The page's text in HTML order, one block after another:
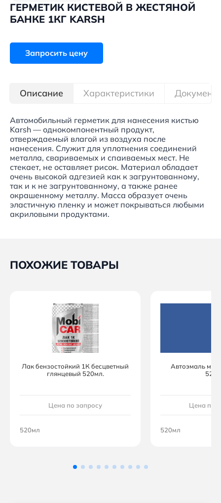
ГЕРМЕТИК КИСТЕВОЙ В ЖЕСТЯНОЙ
БАНКЕ 1КГ KARSH
Запросить цену
Описание Характеристики
Автомобильный герметик для нанесения кистью
Karsh — однокомпонентный продукт,
отверждаемый влагой из воздуха после
нанесения. Служит для уплотнения соединений
металла, свариваемых и спаиваемых мест. Не
стекает, не оставляет рисок. Материал обладает
очень высокой адгезией как к загрунтованному,
так и к не загрунтованному, а также ранее
окрашенному металлу. Масса образует очень
эластичную пленку и может покрываться любыми
акриловыми продуктами.
ПОХОЖИЕ ТОВАРЫ
Лак бензостойкий 1К бесцветный
глянцевый 520мл.
Цена по запросу
520мл
Автоэмаль
Цена по
520мл